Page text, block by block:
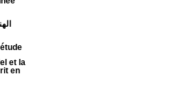
et la
en